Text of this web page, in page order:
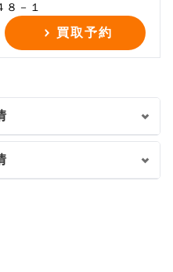
８－１
買取予約